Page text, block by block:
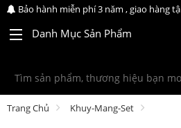
Bảo hành miễn phí 3 năm , giao hàng
Danh Mục Sản Phẩm
Trang Chủ Khuy-Mang-Set